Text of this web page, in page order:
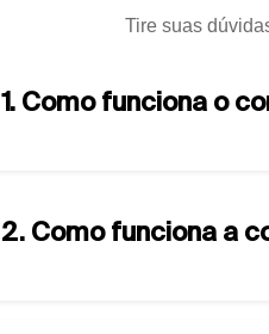
Tire suas
1. Como funciona o
2. Como funciona a